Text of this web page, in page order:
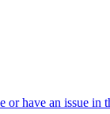
have an issue in